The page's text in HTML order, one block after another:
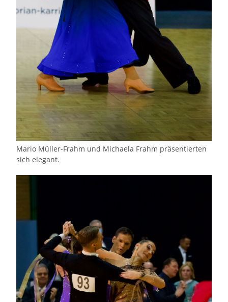
Mario Müller-Frahm und Michaela Frahm präsentierten
sich elegant.